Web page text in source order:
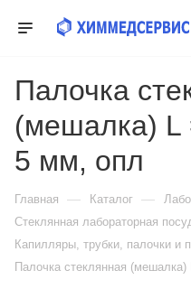
Палочка
(мешалка) L
5 мм, опл
Главная — Каталог —
Стеклянная лабораторная
Капилляры, трубки, палочки и
Палочка стеклянная